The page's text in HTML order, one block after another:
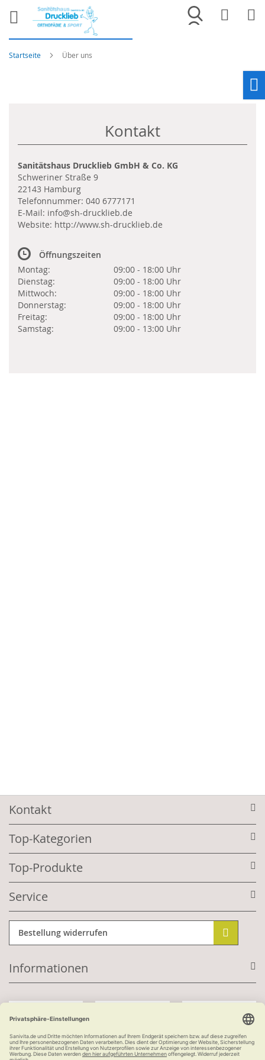
Merkliste
Startseite Über uns
Kontakt
Sanitätshaus Drucklieb GmbH & Co. KG
Schweriner Straße 9
22143 Hamburg
Telefonnummer: 040 6777171
E-Mail: info@sh-drucklieb.de
Website: http://www.sh-drucklieb.de
Öffnungszeiten
Montag:
09:00 - 18:00 Uhr
Dienstag:
09:00 - 18:00 Uhr
Mittwoch:
09:00 - 18:00 Uhr
Donnerstag:
09:00 - 18:00 Uhr
Freitag:
09:00 - 18:00 Uhr
Samstag:
09:00 - 13:00 Uhr
Kontakt
Top-Kategorien
Top-Produkte
Service
Bestellung widerrufen
Informationen